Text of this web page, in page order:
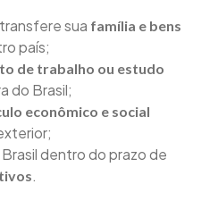
sua família e bens
país;
de trabalho ou estudo
do Brasil;
econômico e social
dentro do prazo de
.